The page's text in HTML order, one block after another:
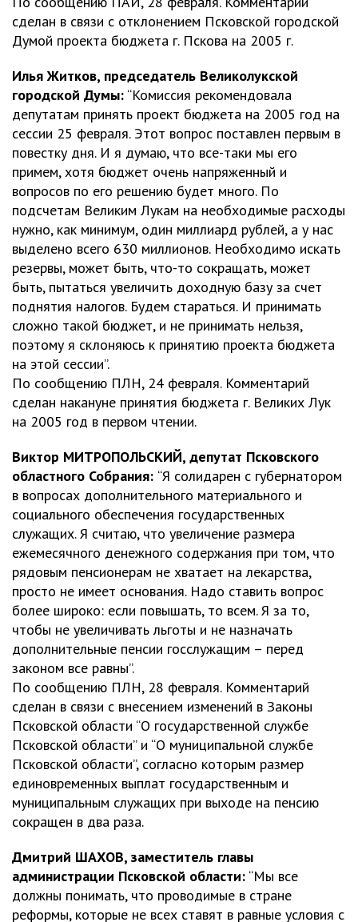
сделан в связи с отклонением Псковской городской
Думой проекта бюджета г. Пскова на 2005 г.
Илья Житков, председатель Великолукской
городской Думы: “Комиссия рекомендовала
депутатам принять проект бюджета на 2005 год на
сессии 25 февраля. Этот вопрос поставлен первым в
повестку дня. И я думаю, что все-таки мы его
примем, хотя бюджет очень напряженный и
вопросов по его решению будет много. По
подсчетам Великим Лукам на необходимые расходы
нужно, как минимум, один миллиард рублей, а у нас
выделено всего 630 миллионов. Необходимо искать
резервы, может быть, что-то сокращать, может
быть, пытаться увеличить доходную базу за счет
поднятия налогов. Будем стараться. И принимать
сложно такой бюджет, и не принимать нельзя,
поэтому я склоняюсь к принятию проекта бюджета
на этой сессии”.
По сообщению ПЛН, 24 февраля. Комментарий
сделан накануне принятия бюджета г. Великих Лук
на 2005 год в первом чтении.
Виктор МИТРОПОЛЬСКИЙ, депутат Псковского
областного Собрания: “Я солидарен с губернатором
в вопросах дополнительного материального и
социального обеспечения государственных
служащих. Я считаю, что увеличение размера
ежемесячного денежного содержания при том, что
рядовым пенсионерам не хватает на лекарства,
просто не имеет основания. Надо ставить вопрос
более широко: если повышать, то всем. Я за то,
чтобы не увеличивать льготы и не назначать
дополнительные пенсии госслужащим – перед
законом все равны”.
По сообщению ПЛН, 28 февраля. Комментарий
сделан в связи с внесением изменений в Законы
Псковской области “О государственной службе
Псковской области” и “О муниципальной службе
Псковской области”, согласно которым размер
единовременных выплат государственным и
муниципальным служащих при выходе на пенсию
сокращен в два раза.
Дмитрий ШАХОВ, заместитель главы
администрации Псковской области: “Мы все
должны понимать, что проводимые в стране
реформы, которые не всех ставят в равные условия с